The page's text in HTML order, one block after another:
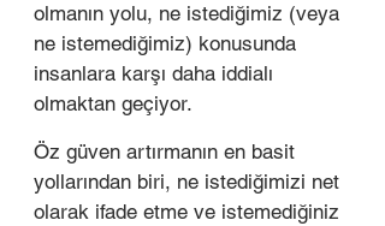
olmanın yolu, ne istediğimiz (veya
ne istemediğimiz) konusunda
insanlara karşı daha iddialı
olmaktan geçiyor.
Öz güven artırmanın en basit
yollarından biri, ne istediğimizi net
olarak ifade etme ve istemediğiniz